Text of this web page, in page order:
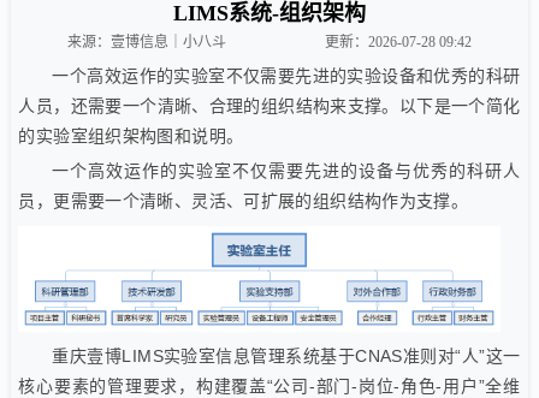
LIMS系统-组织架构
来源：壹博信息｜小八斗 更新：2026-07-28 09:42
一个高效运作的实验室不仅需要先进的实验设备和优秀的科研
人员，还需要一个清晰、合理的组织结构来支撑。以下是一个简化
的实验室组织架构图和说明。
一个高效运作的实验室不仅需要先进的设备与优秀的科研人
员，更需要一个清晰、灵活、可扩展的组织结构作为支撑。
重庆壹博LIMS实验室信息管理系统基于CNAS准则对“人”这一
核心要素的管理要求，构建覆盖“公司-部门-岗位-角色-用户”全维